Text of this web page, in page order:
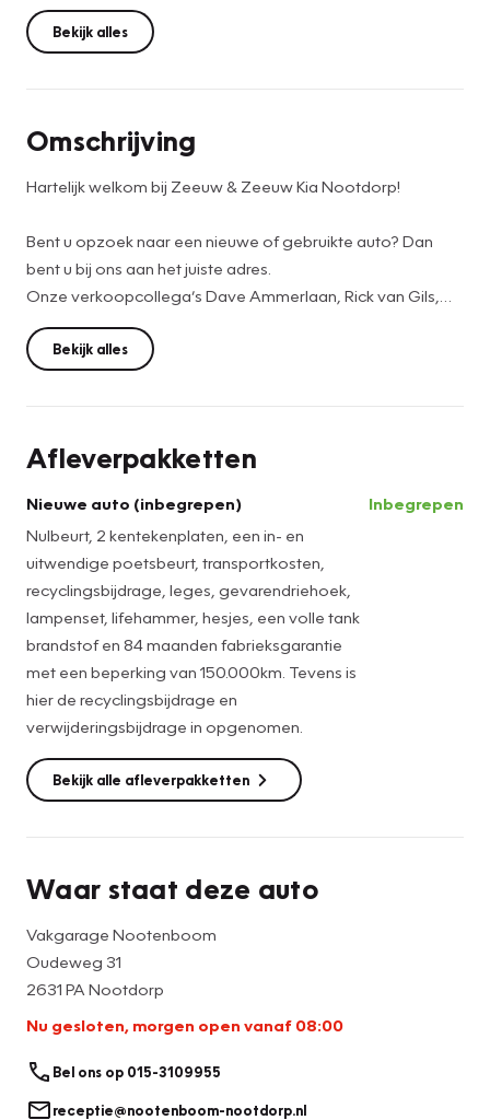
Bekijk alles
Omschrijving
Hartelijk welkom bij Zeeuw & Zeeuw Kia Nootdorp!
Bent u opzoek naar een nieuwe of gebruikte auto? Dan
bent u bij ons aan het juiste adres.
Onze verkoopcollega’s Dave Ammerlaan, Rick van Gils,
Bart Pelka & Menno Roeling helpen u graag verder. Zij
zoeken met u mee naar de juiste auto die aan al u wensen
en eisen voldoet.
op het gebied van Kia en andere merken!
maar ook gewoon als u vragen heeft.
Bent u nieuwsgierig geworden en wilt u bij ons
langskomen?
U kunt ons gerust bellen op 015 – 310 99 55 of mailen naar
sales-ndp@zeeuwenzeeuw.nl
Uiteraard kunt u ook bij ons altijd gewoon binnen wandelen,
ook voor een kop koffie!
Hopelijk zien we u snel!
Bekijk alles
Afleverpakketten
Nieuwe auto (inbegrepen)
Nulbeurt, 2 kentekenplaten, een in- en
uitwendige poetsbeurt, transportkosten,
recyclingsbijdrage, leges, gevarendriehoek,
lampenset, lifehammer, hesjes, een volle tank
brandstof en 84 maanden fabrieksgarantie
met een beperking van 150.000km. Tevens is
hier de recyclingsbijdrage en
verwijderingsbijdrage in opgenomen.
Inbegrepen
Bekijk alle afleverpakketten
Waar staat deze auto
Vakgarage Nootenboom
Oudeweg 31
2631 PA Nootdorp
Nu gesloten, morgen open vanaf 08:00
Bel ons op 015-3109955
receptie@nootenboom-nootdorp.nl